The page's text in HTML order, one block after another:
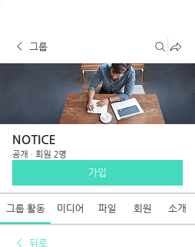
그룹
NOTICE
공개 · 회원 2명
가입
그룹 활동 미디어 파일 회원 소개
뒤로